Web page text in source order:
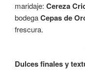
maridaje: Cereza
bodegaCepas de
frescura.
Dulces finales y